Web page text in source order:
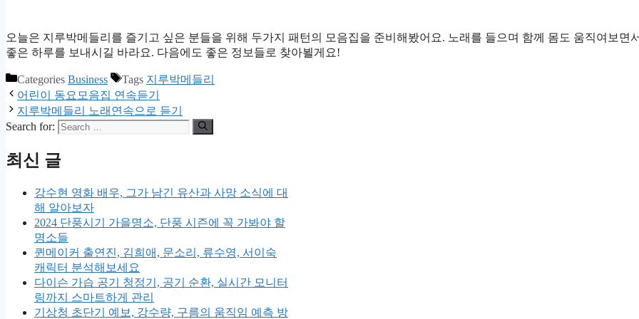
오늘은 지루박메들리를 즐기고 싶은 분들을 위해 두가지 패턴의 모음집을 준비해봤어요. 노래를 들으며 함께 몸도 움직여보면
좋은 하루를 보내시길 바라요. 다음에도 좋은 정보들로 찾아뵐게요!
Categories Business Tags 지루박메들리
어린이 동요모음집 연속듣기
지루박메들리 노래연속으로 듣기
Search for:
최신 글
강수현 영화 배우, 그가 남긴 유산과 사망 소식에 대
해 알아보자
2024 단풍시기 가을명소, 단풍 시즌에 꼭 가봐야 할
명소들
퀸메이커 출연진, 김희애, 문소리, 류수영, 서이숙
캐릭터 분석해보세요
다이슨 가습 공기 청정기, 공기 순환, 실시간 모니터
링까지 스마트하게 관리
기상청 초단기 예보, 강수량, 구름의 움직임 예측 방